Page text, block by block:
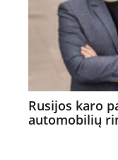
Rusijos karo
automobilių